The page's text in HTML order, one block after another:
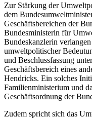
Zur Stärkung der
dem
Geschäftsbereichen der
Bundesministerin für
Bundeskanzlerin
umweltpolitischer
und Beschlussfassung
Geschäftsbereich eines
Hendricks. Ein solches
Familienministerium und
Geschäftsordnung der
Zudem spricht sich das